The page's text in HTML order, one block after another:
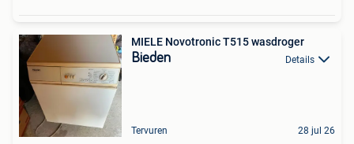
MIELE Novotronic T515 wasdroger
Bieden Details
Tervuren 28 jul 26